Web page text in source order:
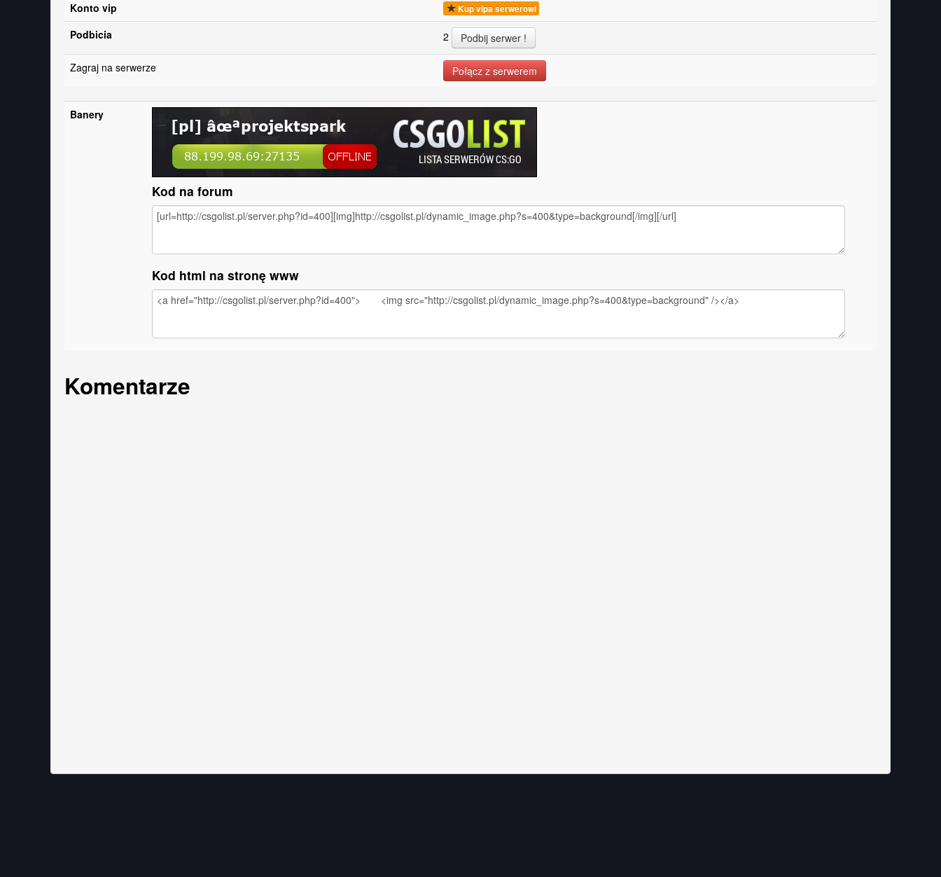
Konto vip
Kup vipa serwerowi
Podbicia 2
Zagraj na serwerze Połącz z serwerem
Banery
Kod na forum
Kod html na stronę www
Komentarze